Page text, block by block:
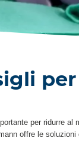
per ridurre
offre le